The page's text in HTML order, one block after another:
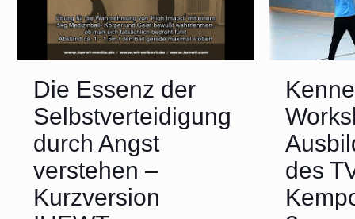
Die Essenz der
Selbstverteidigung
durch Angst
verstehen –
Kurzversion
des